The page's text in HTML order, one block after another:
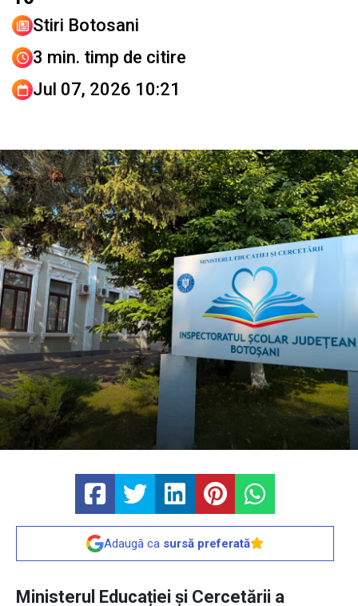
Stiri Botosani
3 min. timp de citire
Jul 07, 2026 10:21
Adaugă ca sursă preferată
Ministerul Educației și Cercetării a